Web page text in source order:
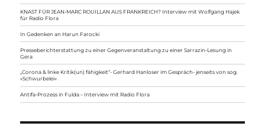
KNAST FÜR JEAN-MARC ROUILLAN AUS FRANKREICH? Interview mit Wolfgang Hajek
für Radio Flora
In Gedenken an Harun Farocki
Presseberichterstattung zu einer Gegenveranstaltung zu einer Sarrazin-Lesung in
Gera
„Corona & linke Kritik(un) fähigkeit“- Gerhard Hanloser im Gespräch- jenseits von sog.
»Schwurbelei«
Antifa-Prozess in Fulda – Interview mit Radio Flora